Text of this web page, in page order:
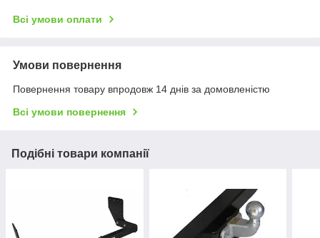
Всі умови оплати
Умови повернення
Повернення товару впродовж 14 днів за домовленістю
Всі умови повернення
Подібні товари компанії